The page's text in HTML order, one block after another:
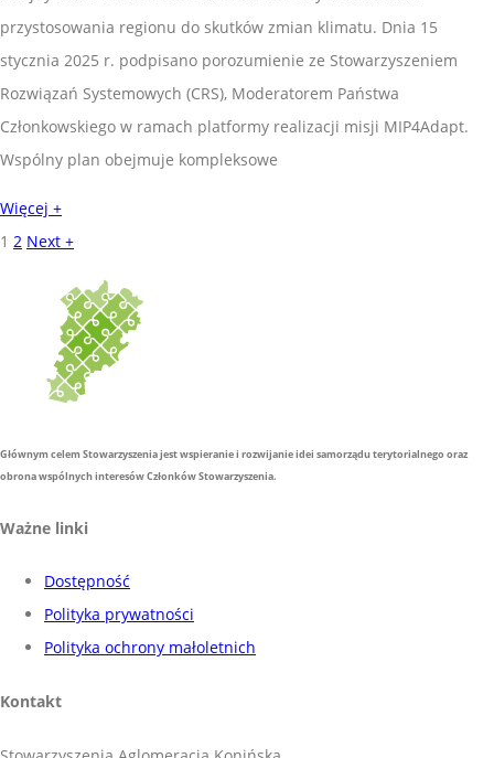
przystosowania regionu do skutków zmian klimatu. Dnia 15
stycznia 2025 r. podpisano porozumienie ze Stowarzyszeniem
Rozwiązań Systemowych (CRS), Moderatorem Państwa
Członkowskiego w ramach platformy realizacji misji MIP4Adapt.
Wspólny plan obejmuje kompleksowe
Więcej +
1 2 Next +
Głównym celem Stowarzyszenia jest wspieranie i rozwijanie idei samorządu terytorialnego oraz
obrona wspólnych interesów Członków Stowarzyszenia.
Ważne linki
Dostępność
Polityka prywatności
Polityka ochrony małoletnich
Kontakt